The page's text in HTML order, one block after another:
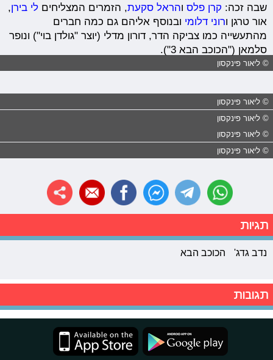
שבה זכה: קרן פלס והראל סקעת, הזמרים המצליחיםלי בירן,
אור טרגן ורוני דלומי ובנוסף אליהם גם כמה חברים
מהתעשייה כמו צביקה הדר, דורון מדלי (יוצר "גולדן בוי") ונופר
סלמאן ("הכוכב הבא 3").
© ליאור פינקסון
© ליאור פינקסון
© ליאור פינקסון
© ליאור פינקסון
© ליאור פינקסון
תגיות
נדב גדג' הכוכב הבא
תגובות